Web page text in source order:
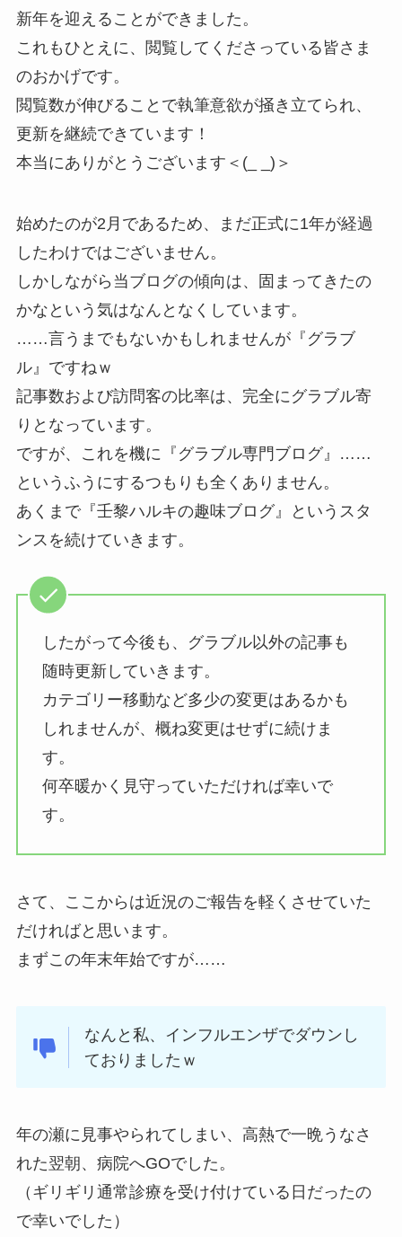
新年を迎えることができました。
これもひとえに、閲覧してくださっている皆さま
のおかげです。
閲覧数が伸びることで執筆意欲が掻き立てられ、
更新を継続できています！
本当にありがとうございます＜(_ _)＞
始めたのが2月であるため、まだ正式に1年が経過
したわけではございません。
しかしながら当ブログの傾向は、固まってきたの
かなという気はなんとなくしています。
……言うまでもないかもしれませんが『グラブ
ル』ですねｗ
記事数および訪問客の比率は、完全にグラブル寄
りとなっています。
ですが、これを機に『グラブル専門ブログ』……
というふうにするつもりも全くありません。
あくまで『壬黎ハルキの趣味ブログ』というスタ
ンスを続けていきます。
したがって今後も、グラブル以外の記事も
随時更新していきます。
カテゴリー移動など多少の変更はあるかも
しれませんが、概ね変更はせずに続けま
す。
何卒暖かく見守っていただければ幸いで
す。
さて、ここからは近況のご報告を軽くさせていた
だければと思います。
まずこの年末年始ですが……
なんと私、インフルエンザでダウンし
ておりましたｗ
年の瀬に見事やられてしまい、高熱で一晩うなさ
れた翌朝、病院へGOでした。
（ギリギリ通常診療を受け付けている日だったの
で幸いでした）